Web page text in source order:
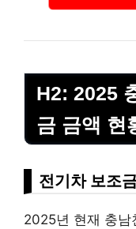
H2: 2025
금 금액 현
전기차 보조
2025년 현재 충남